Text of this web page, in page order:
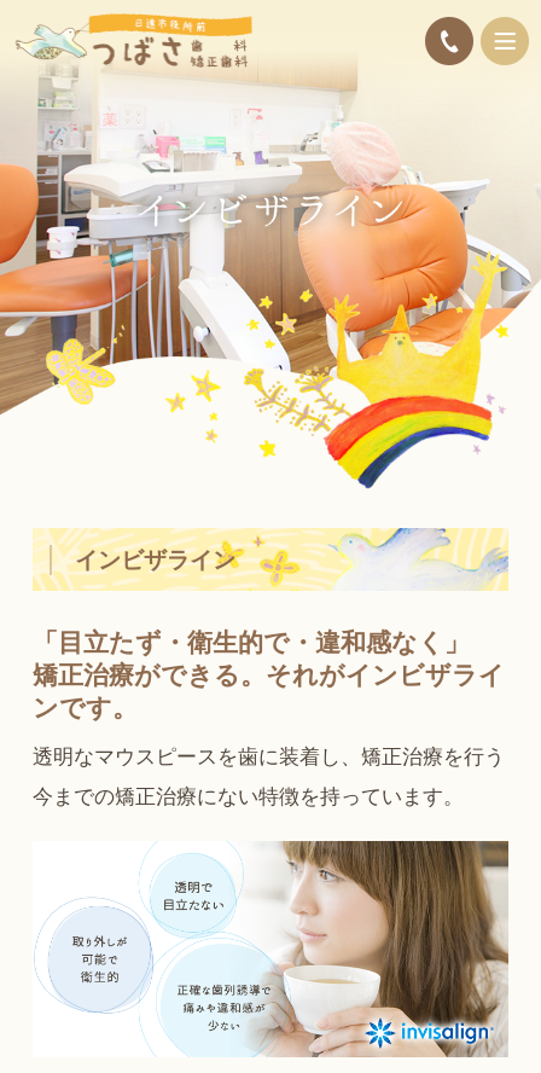
インビザライン
「目立たず・衛生的で・違和感なく」
矯正治療ができる。それがインビザライ
ンです。
透明なマウスピースを歯に装着し、矯正治療を行う
今までの矯正治療にない特徴を持っています。